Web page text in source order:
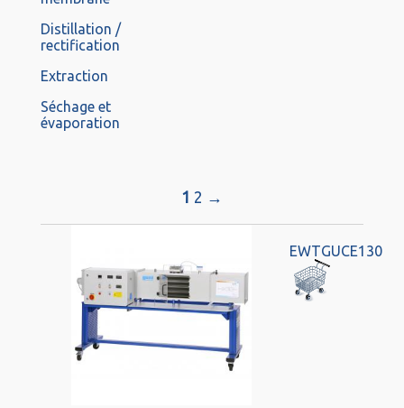
Distillation /
rectification
Extraction
Séchage et
évaporation
1 2 →
EWTGUCE130